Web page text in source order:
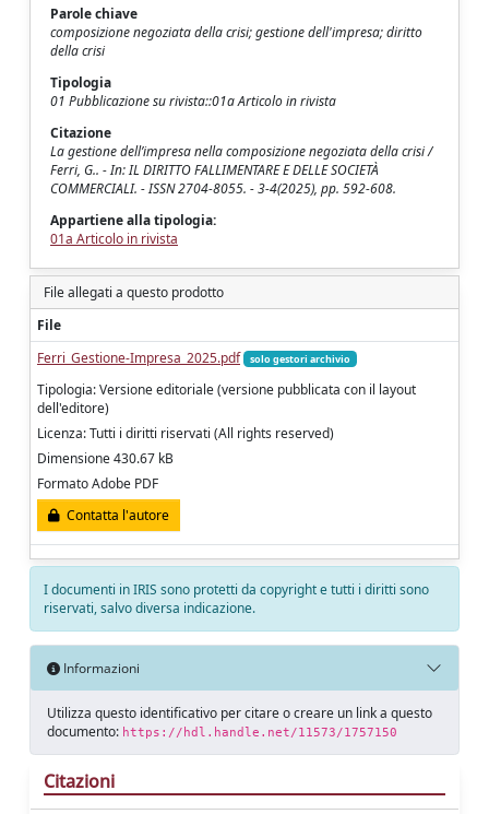
Parole chiave
composizione negoziata della crisi; gestione dell'impresa; diritto
della crisi
Tipologia
01 Pubblicazione su rivista::01a Articolo in rivista
Citazione
La gestione dell’impresa nella composizione negoziata della crisi /
Ferri, G.. - In: IL DIRITTO FALLIMENTARE E DELLE SOCIETÀ
COMMERCIALI. - ISSN 2704-8055. - 3-4(2025), pp. 592-608.
Appartiene alla tipologia:
01a Articolo in rivista
File allegati a questo prodotto
File
Ferri_Gestione-Impresa_2025.pdf
solo gestori archivio
Tipologia: Versione editoriale (versione pubblicata con il layout
dell'editore)
Licenza: Tutti i diritti riservati (All rights reserved)
Dimensione 430.67 kB
Formato Adobe PDF
Contatta l'autore
I documenti in IRIS sono protetti da copyright e tutti i diritti sono
riservati, salvo diversa indicazione.
Informazioni
Utilizza questo identificativo per citare o creare un link a questo
documento: https://hdl.handle.net/11573/1757150
Citazioni